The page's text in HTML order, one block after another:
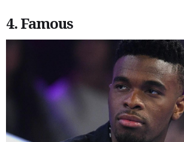
4. Famous